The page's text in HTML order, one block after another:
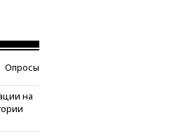
Опросы
на